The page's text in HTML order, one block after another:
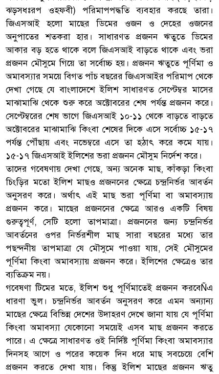
ঝড়সধঃরপ ওহফবী) পরিমাপপদ্ধতি ব্যবহার করছে তারা।
জিএসআই হলো মাছের ডিমের ওজন ও দেহের ওজনের
অনুপাতের শতকরা হার। সাধারণত প্রজনন ঋতুতে ডিমের
আকার বড় হতে থাকে বলে জিএসআই বাড়তে থাকে এবং ভরা
প্রজনন মৌসুমে গিয়ে তা সর্বোচ্চ হয়। প্রজনন ঋতুতে পূর্ণিমা ও
অমাবস্যার সময়ে বিগত পাঁচ বছরের জিএসআইর পরিমাপ থেকে
দেখা গেছে যে বাংলাদেশে ইলিশ সাধারণত সেপ্টেম্বর মাসের
মাঝামাঝি থেকে শুরু করে অক্টোবরের শেষ পর্যন্ত প্রজনন করে।
সেপ্টেম্বরের শেষ ভাগে জিএসআই ১০-১১ থেকে বাড়তে বাড়তে
অক্টোবরের মাঝামাঝি কিংবা শেষের দিকে এসে সর্বোচ্চ ১৫-১৭
পর্যন্ত পৌঁছায় এবং নভেম্বরে এসে তা হঠাৎ করে কমে যায়।
১৫-১৭ জিএসআই ইলিশের ভরা প্রজনন মৌসুম নির্দেশ করে।
তাদের গবেষণায় দেখা গেছে, অন্য অনেক মাছ, কাঁকড়া কিংবা
চিংড়ির মতো ইলিশ মাছও প্রজননের ক্ষেত্রে চন্দ্রনির্ভর আবর্তন
অনুসরণ করে। অর্থাৎ এই মাছ ভরা পূর্ণিমা বা অমাবস্যায়
প্রজনন করে। মাছের প্রজননের ক্ষেত্রে আরও একটি বিষয়
গুরুত্বপূর্ণ, সেটি হলো তাপমাত্রা। প্রজননের জন্য চন্দ্রনির্ভর
আবর্তনের ওপর নির্ভরশীল মাছ সারা বছরের মধ্যে তার
পছন্দনীয় তাপমাত্রা যে মৌসুমে পাওয়া যায়, সেই মৌসুমের
পূর্ণিমা কিংবা অমাবস্যায় প্রজনন করে। ইলিশের ক্ষেত্রেও তার
ব্যতিক্রম নয়।
গবেষণা টিমের মতে, ইলিশ শুধু পূর্ণিমাতেই প্রজনন করবেÑএ
ধারণা ভুল। চন্দ্রনির্ভর আবর্তন অনুসরণ করে এমন অন্যান্য
মাছের ক্ষেত্রে বিভিন্ন দেশের উদাহরণ দেখে জানা যায় যে পূর্ণিমা
কিংবা অমাবস্যা যেকোনো সময়েই এসব মাছ প্রজনন করতে
পারে। এ ক্ষেত্রে সাধারণত ওই নির্দিষ্ট পূর্ণিমা কিংবা অমাবস্যার
দিনসহ আগে ও পরের কয়েক দিন ধরে মাছ সবচেয়ে বেশি
প্রজনন করতে দেখা যায়। কিন্তু ইলিশ মাছের প্রজনন ঋতু